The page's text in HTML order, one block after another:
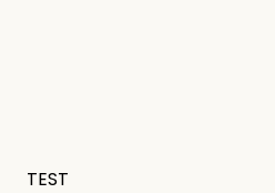
TEST